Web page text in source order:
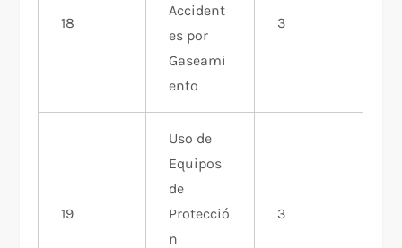
18
Accident
es por
Gaseami
ento
3
19
Uso de
Equipos
de
Protecció
n
3